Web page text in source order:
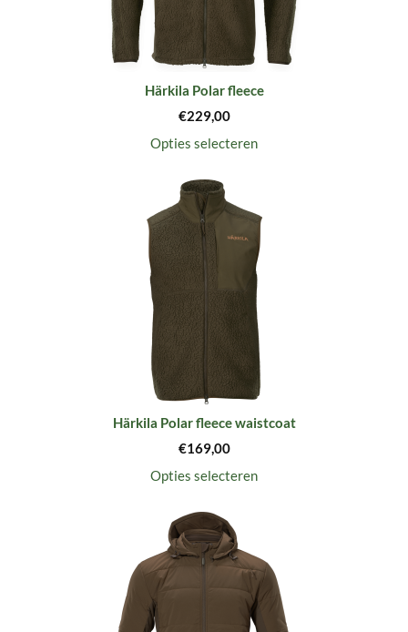
Härkila Polar fleece
€229,00
Opties selecteren
Härkila Polar fleece waistcoat
€169,00
Opties selecteren